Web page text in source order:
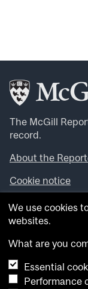
The McGill
record.
About the
Cookie notice
Looking for more
theMcGill
archives.
Want to
We use cookies
websites.
What are you
Essential
Performance